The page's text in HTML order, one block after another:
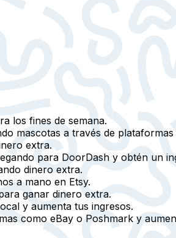
los fines de semana.
mascotas a través de
extra.
para DoorDash y obtén un
dinero extra.
a mano en Etsy.
ganar dinero extra.
y aumenta tus ingresos.
como eBay o Poshmark y